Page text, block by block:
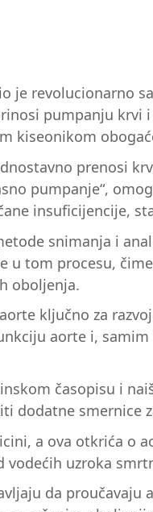
je revolucionarno
pumpanju krvi
kiseonikom
prenosi
pumpanje“,
insuficijencije,
snimanja i
u tom procesu,
oboljenja.
ključno za
aorte i,
časopisu i
smernice
a ova otkrića o
uzroka
da